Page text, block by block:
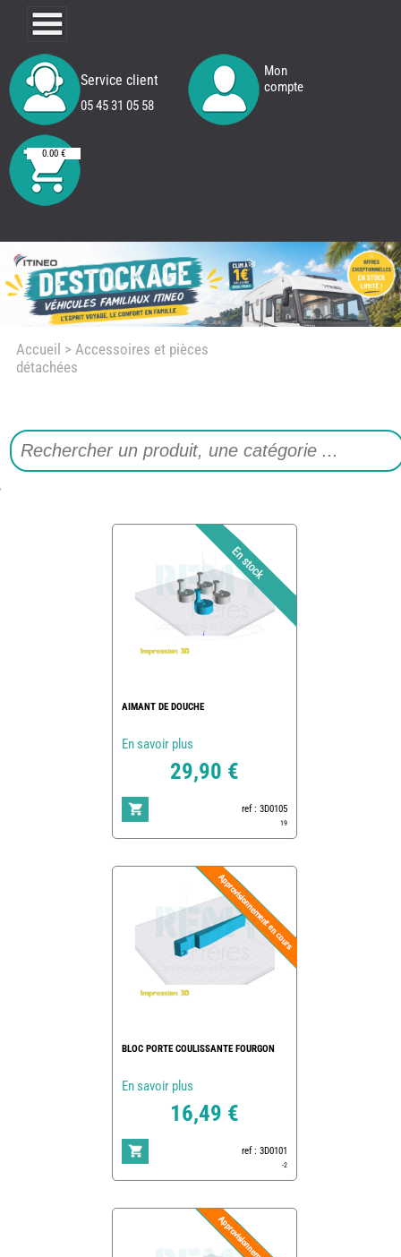
Service client
05 45 31 05 58
Mon
compte
0.00 €
Accueil > Accessoires et pièces
détachées
AIMANT DE DOUCHE
En savoir plus
29,90 €
ref : 3D0105
19
BLOC PORTE COULISSANTE FOURGON
En savoir plus
16,49 €
ref : 3D0101
-2